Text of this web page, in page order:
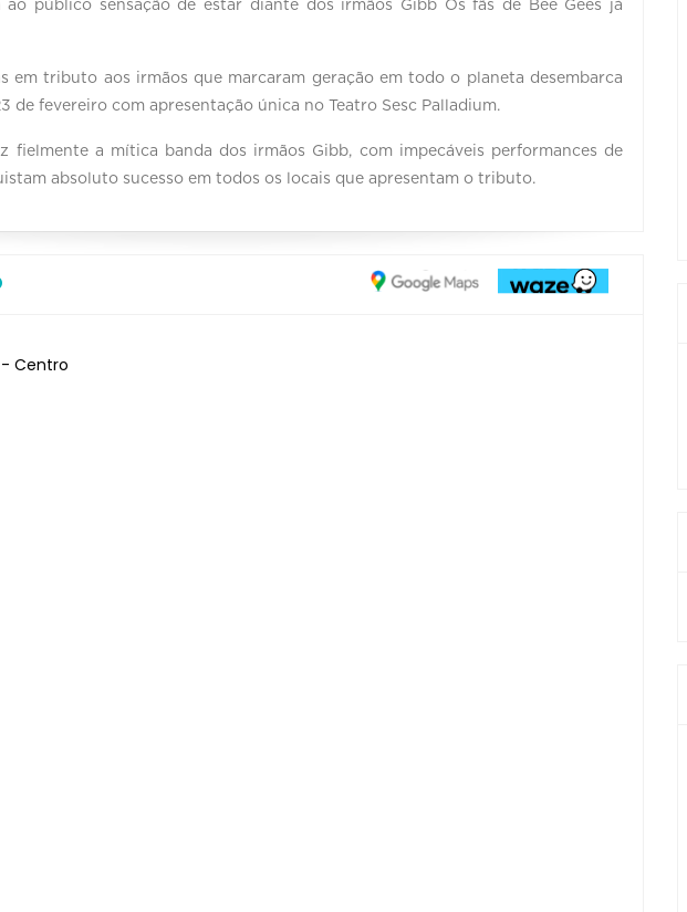
ao público sensação de estar diante dos irmãos Gibb Os fãs de Bee Gees já
em tributo aos irmãos que marcaram geração em todo o planeta desembarca
de fevereiro com apresentação única no Teatro Sesc Palladium.
fielmente a mítica banda dos irmãos Gibb, com impecáveis performances de
absoluto sucesso em todos os locais que apresentam o tributo.
- Centro